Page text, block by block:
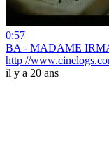
0:57
BA - MADAME
http //
il y a 20 ans